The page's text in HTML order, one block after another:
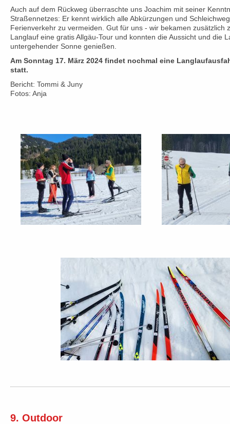
Auch auf dem Rückweg überraschte uns Joachim mit seiner
Straßennetzes: Er kennt wirklich alle Abkürzungen und
Ferienverkehr zu vermeiden. Gut für uns - wir bekamen zusätzlich
Langlauf eine gratis Allgäu-Tour und konnten die Aussicht und die
untergehender Sonne genießen.
Am Sonntag 17. März 2024 findet nochmal eine
statt.
Bericht: Tommi & Juny
Fotos: Anja
9. Outdoor